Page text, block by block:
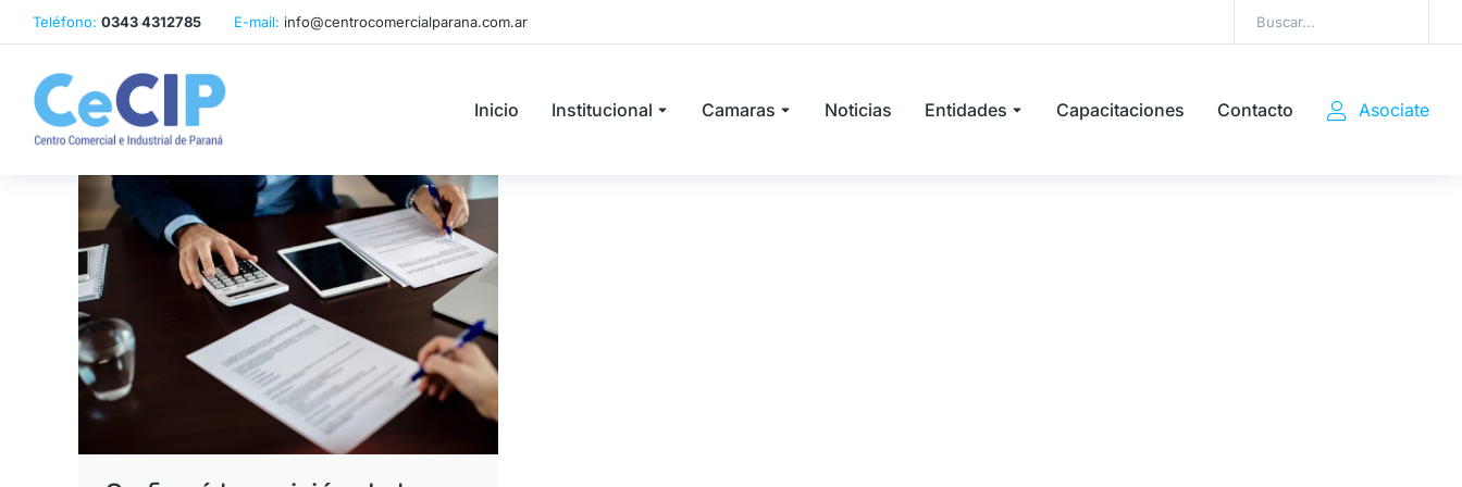
Teléfono: 0343 4312785 E-mail: info@centrocomercialparana.com.ar
Inicio Institucional Camaras Noticias Entidades Capacitaciones Contacto Asociate